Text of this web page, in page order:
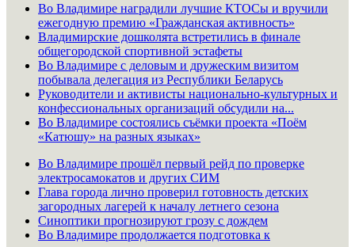
Во Владимире наградили лучшие КТОСы и вручили
ежегодную премию «Гражданская активность»
Владимирские дошколята встретились в финале
общегородской спортивной эстафеты
Во Владимире с деловым и дружеским визитом
побывала делегация из Республики Беларусь
Руководители и активисты национально-культурных и
конфессиональных организаций обсудили на...
Во Владимире состоялись съёмки проекта «Поём
«Катюшу» на разных языках»
Во Владимире прошёл первый рейд по проверке
электросамокатов и других СИМ
Глава города лично проверил готовность детских
загородных лагерей к началу летнего сезона
Синоптики прогнозируют грозу с дождем
Во Владимире продолжается подготовка к